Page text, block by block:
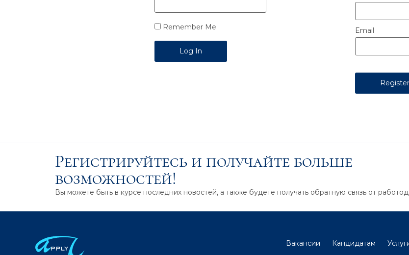
Remember Me Email
Регистрируйтесь и получайте больше
возможностей!
Вы можете быть в курсе последних новостей, а также будете получать обратную связь от
Вакансии Кандидатам